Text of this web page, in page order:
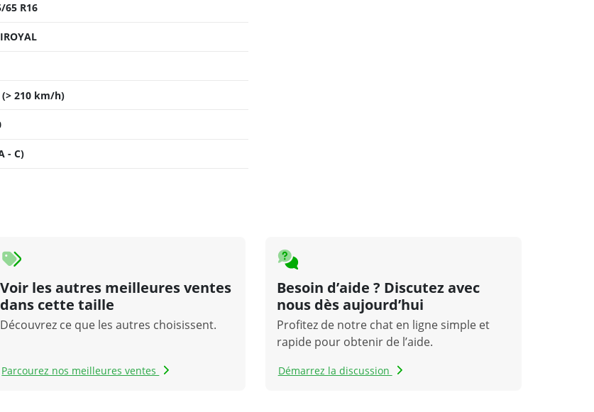
65 R16
(> 210 km/h)
- C)
Voir les autres meilleures ventes
dans cette taille
Découvrez ce que les autres choisissent.
Parcourez nos meilleures ventes
Besoin d’aide ? Discutez avec
nous dès aujourd’hui
Profitez de notre chat en ligne simple et
rapide pour obtenir de l’aide.
Démarrez la discussion